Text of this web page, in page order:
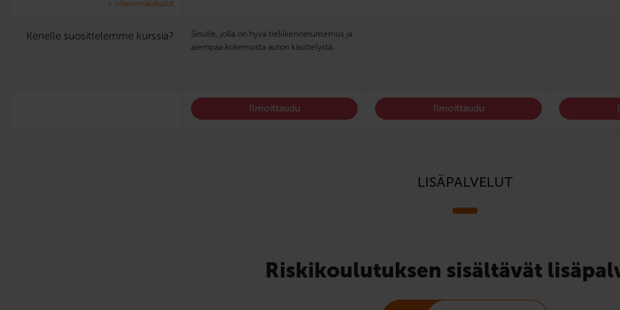
+ viranomaiskulut
Kenelle suosittelemme kurssia?
Sinulle, jolla on hyvä tieliikennetuntemus ja
aiempaa kokemusta auton käsittelystä.
Ilmoittaudu Ilmoittaudu
LISÄPALVELUT
Riskikoulutuksen sisältävät